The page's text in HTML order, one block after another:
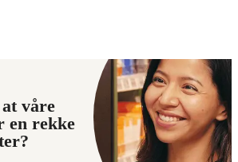
våre
en rekke